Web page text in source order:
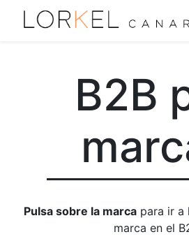
B2B
Pulsa sobre la marcapara ir a
marca en el